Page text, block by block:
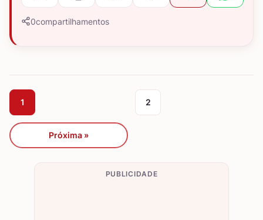
0compartilhamentos
1 2
Próxima »
PUBLICIDADE